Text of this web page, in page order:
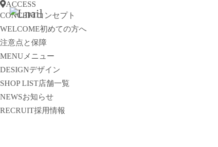
ACCESS
CONCEPTコンセプト
WELCOME初めての方へ
注意点と保障
MENU メニュー
DESIGNデザイン
SHOP LIST店舗一覧
NEWSお知らせ
RECRUIT採用情報